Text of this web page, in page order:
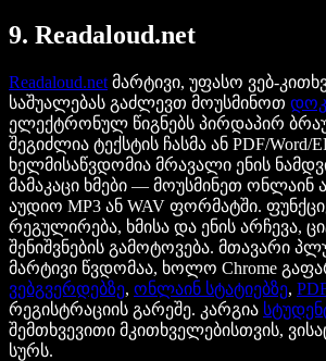
9. Readaloud.net
Readaloud.net მარტივი, უფასო ვებ-
საშუალებას გაძლევთ მოუსმინოთ
ელექტრონულ წიგნებს პირდაპირ
შეგიძლია ტექსტის ჩასმა ან PDF/Word/
ხელმისაწვდომია მრავალი ენის
მამაკაცი ხმები — მოუსმინეთ ონლაინ
აუდიო MP3 ან WAV ფორმატში.
რეგულირება, ხმისა და ენის არჩევა,
შენიშვნების გამოტოვება. მთავარი
მარტივი წვდომაა, ხოლო Chrome
ვებგვერდებზე, ონლაინ სტატიებზე,
რეგისტრაციის გარეშე. კარგია
შემთხვევითი მკითხველებისთვის,
სურს.